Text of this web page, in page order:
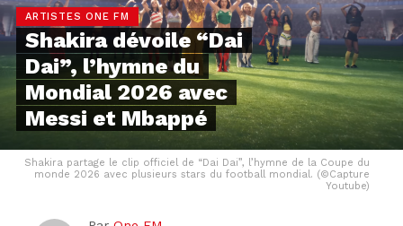
ARTISTES ONE FM
Shakira dévoile “Dai
Dai”, l’hymne du
Mondial 2026 avec
Messi et Mbappé
Shakira partage le clip officiel de “Dai Dai”, l’hymne de la Coupe du
monde 2026 avec plusieurs stars du football mondial. (©Capture
Youtube)